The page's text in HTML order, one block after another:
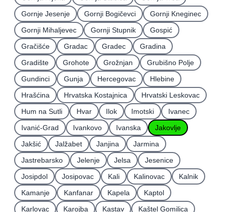
Gornje Jesenje
Gornji Bogičevci
Gornji Kneginec
Gornji Mihaljevec
Gornji Stupnik
Gospić
Gračišće
Gradac Gradec
Gradina
Gradište
Grohote Grožnjan
Grubišno Polje
Gundinci
Gunja Hercegovac
Hlebine
Hrašćina
Hrvatska Kostajnica
Hrvatski Leskovac
Hum na Sutli
Hvar Ilok Imotski
Ivanec
Ivanić-Grad
Ivankovo Ivanska
Jakovlje
Jakšić
Jalžabet Janjina
Jarmina
Jastrebarsko
Jelenje Jelsa
Jesenice
Josipdol
Josipovac Kali Kalinovac
Kalnik
Kamanje
Kanfanar Kapela
Kaptol
Karlovac
Karojba Kastav Kaštel Gomilica